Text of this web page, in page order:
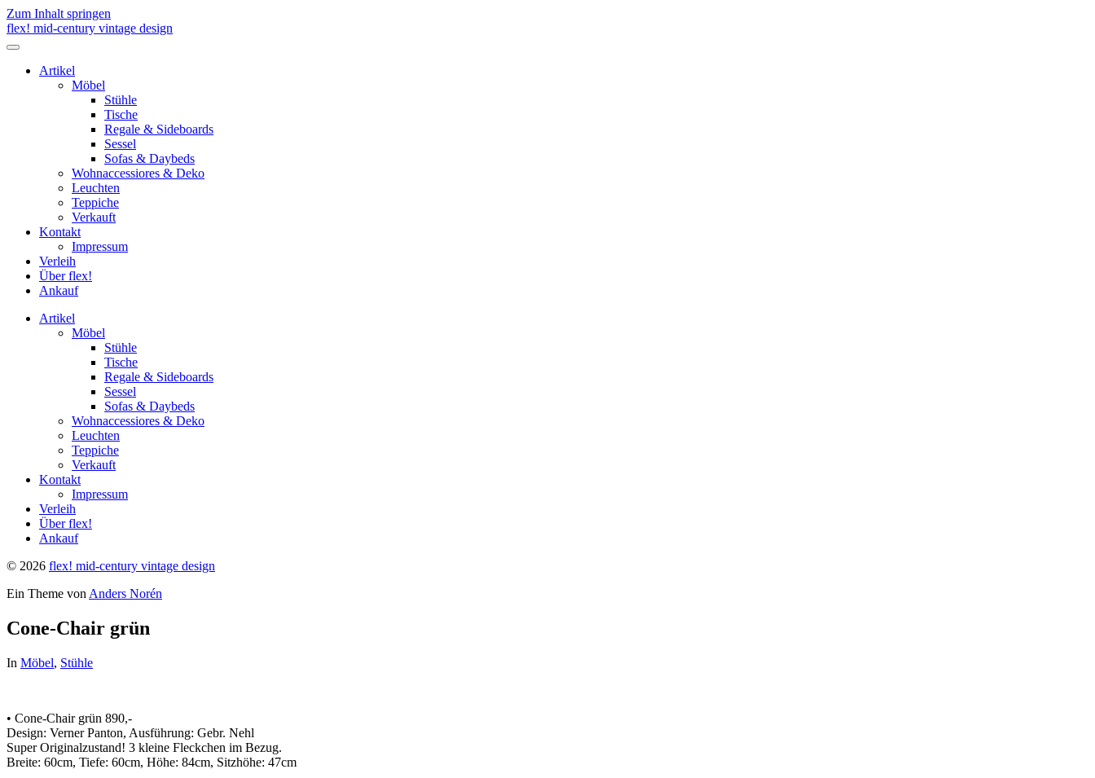
Zum Inhalt springen
flex! mid-century vintage design
Menü
umschalten
Artikel
Möbel
Stühle
Tische
Regale & Sideboards
Sessel
Sofas & Daybeds
Wohnaccessiores & Deko
Leuchten
Teppiche
Verkauft
Kontakt
Impressum
Verleih
Über flex!
Ankauf
Artikel
Möbel
Stühle
Tische
Regale & Sideboards
Sessel
Sofas & Daybeds
Wohnaccessiores & Deko
Leuchten
Teppiche
Verkauft
Kontakt
Impressum
Verleih
Über flex!
Ankauf
© 2026 flex! mid-century vintage design
Ein Theme von Anders Norén
Cone-Chair grün
In Möbel, Stühle
• Cone-Chair grün 890,-
Design: Verner Panton, Ausführung: Gebr. Nehl
Super Originalzustand! 3 kleine Fleckchen im Bezug.
Breite: 60cm, Tiefe: 60cm, Höhe: 84cm, Sitzhöhe: 47cm